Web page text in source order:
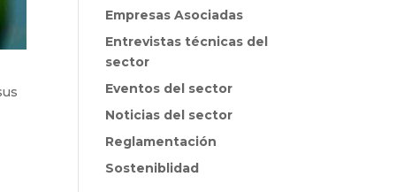
Empresas Asociadas
Entrevistas técnicas del
sector
Eventos del sector
Noticias del sector
Reglamentación
Sosteniblidad